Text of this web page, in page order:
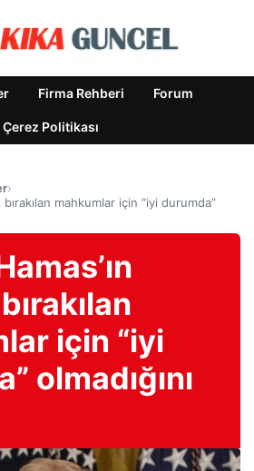
Firma Rehberi Forum
Çerez Politikası
›
mahkumlar için “iyi durumda”
için “iyi
olmadığını